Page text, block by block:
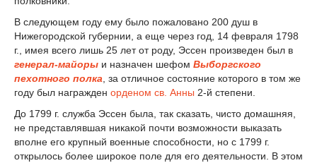
В следующем году ему было пожаловано 200 душ в
Нижегородской губернии, а еще через год, 14 февраля 1798
г., имея всего лишь 25 лет от роду, Эссен произведен был в
генерал-майоры и назначен шефом Выборгского
пехотного полка , за отличное состояние которого в том же
году был награжден орденом св. Анны 2-й степени.
До 1799 г. служба Эссен была, так сказать, чисто домашняя,
не представлявшая никакой почти возможности выказать
вполне его крупный военные способности, но с 1799 г.
открылось более широкое поле для его деятельности. В этом